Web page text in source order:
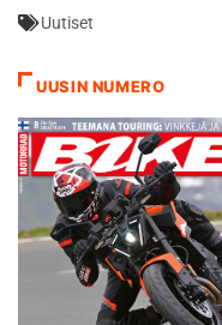
Uutiset
UUSIN NUMERO